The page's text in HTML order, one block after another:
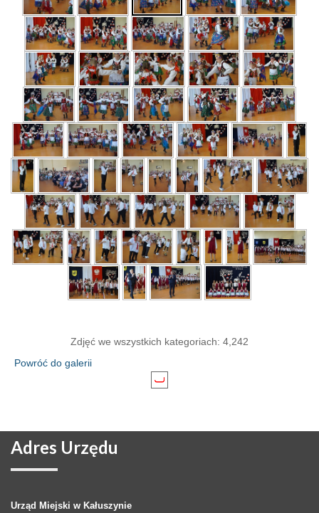
Zdjęć we wszystkich kategoriach: 4,242
Powróć do galerii
Adres Urzędu
Urząd Miejski w Kałuszynie